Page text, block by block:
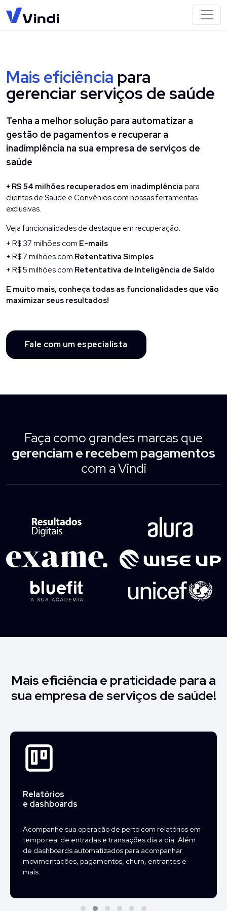
Mais eficiência para
gerenciar serviços de saúde
Tenha a melhor solução para automatizar a
gestão de pagamentos e recuperar a
inadimplência na sua empresa de serviços de
saúde
+ R$ 54 milhões recuperados em inadimplência para
clientes de Saúde e Convênios com nossas ferramentas
exclusivas.
Veja funcionalidades de destaque em recuperação:
+ R$ 37 milhões com E-mails
+ R$ 7 milhões com Retentativa Simples
+ R$ 5 milhões com Retentativa de Inteligência de Saldo
E muito mais, conheça todas as funcionalidades que vão
maximizar seus resultados!
Fale com um especialista
Faça como grandes marcas que
gerenciam e recebem pagamentos
com a Vindi
Mais eficiência e praticidade para a
sua empresa de serviços de saúde!
Relatórios
e dashboards
Acompanhe sua operação de perto com relatórios em
tempo real de entradas e transações dia a dia. Além
de dashboards automatizados para acompanhar
movimentações, pagamentos, churn, entrantes e
mais.